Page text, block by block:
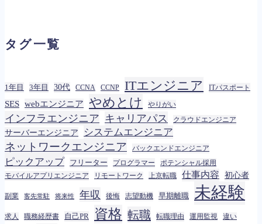
タグ一覧
1年目 3年目 30代 CCNA CCNP ITエンジニア ITパスポート
SES webエンジニア やめとけ やりがい
インフラエンジニア キャリアパス クラウドエンジニア
サーバーエンジニア システムエンジニア
ネットワークエンジニア バックエンドエンジニア
ピックアップ フリーター プログラマー
ポテンシャル採用
モバイルアプリエンジニア
リモートワーク 上京転職 仕事内容 初心者
副業 客先常駐 将来性 年収 後悔 志望動機 早期離職 未経験
求人 職務経歴書 自己PR 資格 転職 転職理由 運用監視 違い